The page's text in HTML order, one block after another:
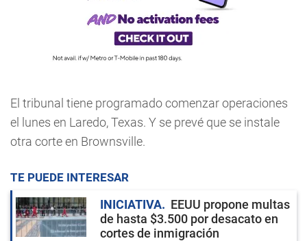
El tribunal tiene programado comenzar operaciones
el lunes en Laredo, Texas. Y se prevé que se instale
otra corte en Brownsville.
TE PUEDE INTERESAR
INICIATIVA
EEUU propone multas
de hasta $3.500 por desacato en
cortes de inmigración